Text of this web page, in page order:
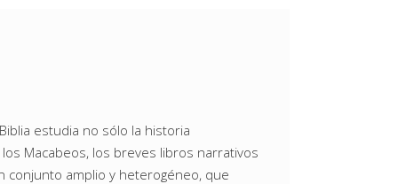
estudia no sólo la historia
Macabeos, los breves libros narrativos
conjunto amplio y heterogéneo, que